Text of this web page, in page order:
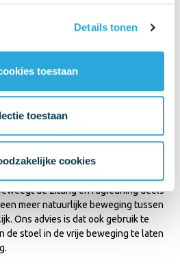
Details tonen
toestaan
toestaan
cookies
is door huidvetten en zonlicht
bureaustoel nog in topstaat.
de optie Comfort verwijst naar
aangenamer zit dan de standaard
ook zeker niet te zacht. Een optie die
normaal beweegt een mechaniek en
de gasveer. Omdat het
naar achteren ligt kan de beweging
de zitting en rugleuning deels
meer natuurlijke beweging tussen
Ons advies is dat ook gebruik te
de stoel in de vrije beweging te laten